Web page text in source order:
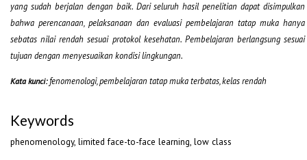
yang sudah berjalan dengan baik. Dari seluruh hasil penelitian dapat disimpulkan
bahwa perencanaan, pelaksanaan dan evaluasi pembelajaran tatap muka hanya
sebatas nilai rendah sesuai protokol kesehatan. Pembelajaran berlangsung sesuai
tujuan dengan menyesuaikan kondisi lingkungan.
Kata kunci:fenomenologi, pembelajaran tatap muka terbatas, kelas rendah
Keywords
phenomenology, limited face-to-face learning, low class